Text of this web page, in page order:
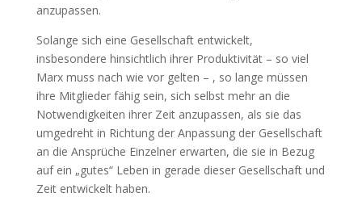
anzupassen.
Solange sich eine Gesellschaft entwickelt,
insbesondere hinsichtlich ihrer Produktivität – so viel
Marx muss nach wie vor gelten – , so lange müssen
ihre Mitglieder fähig sein, sich selbst mehr an die
Notwendigkeiten ihrer Zeit anzupassen, als sie das
umgedreht in Richtung der Anpassung der Gesellschaft
an die Ansprüche Einzelner erwarten, die sie in Bezug
auf ein „gutes“ Leben in gerade dieser Gesellschaft und
Zeit entwickelt haben.